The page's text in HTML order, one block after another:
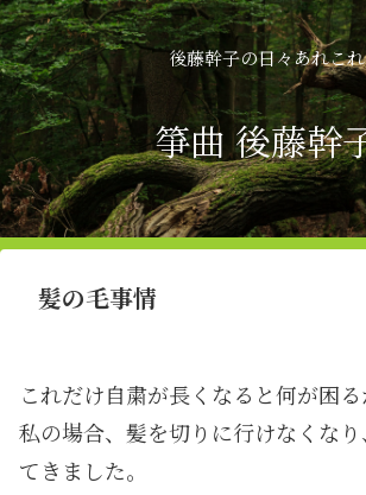
後藤幹子の日々あれこれ
箏曲 後藤幹
髪の毛事情
これだけ自粛が長くなると何が困
私の場合、髪を切りに行けなくな
てきました。